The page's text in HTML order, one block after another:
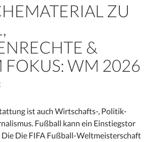
ZU
& S
WM 2026
ist auch Wirtschafts-, Politik-
Fußball kann ein Einstiegstor
Die Die FIFA Fußball-Weltmeisterschaft